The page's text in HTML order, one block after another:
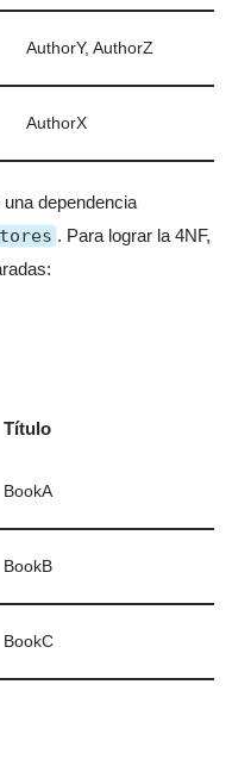
AuthorY, AuthorZ
AuthorX
dependencia
. Para lograr la 4NF,
Título
BookA
BookB
BookC